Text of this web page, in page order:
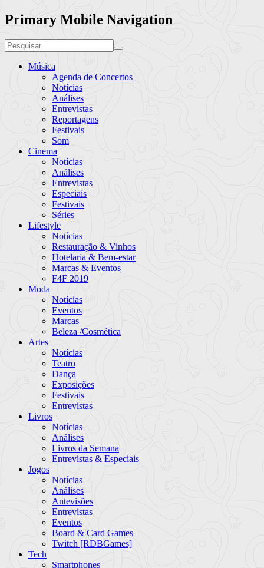
Primary Mobile Navigation
Música
Agenda de Concertos
Notícias
Análises
Entrevistas
Reportagens
Festivais
Som
Cinema
Notícias
Análises
Entrevistas
Especiais
Festivais
Séries
Lifestyle
Notícias
Restauração & Vinhos
Hotelaria & Bem-estar
Marcas & Eventos
F4F 2019
Moda
Notícias
Eventos
Marcas
Beleza /Cosmética
Artes
Notícias
Teatro
Dança
Exposições
Festivais
Entrevistas
Livros
Notícias
Análises
Livros da Semana
Entrevistas & Especiais
Jogos
Notícias
Análises
Antevisões
Entrevistas
Eventos
Board & Card Games
Twitch [RDBGames]
Tech
Smartphones